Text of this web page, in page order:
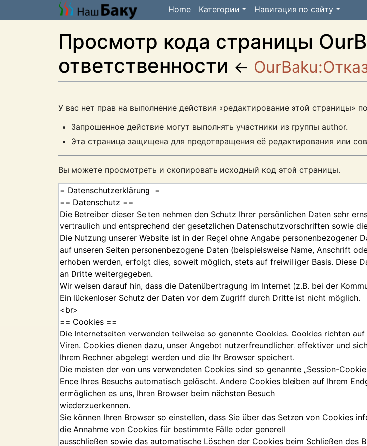
Home Категории Навигация по сайту
Просмотр кода страницы
ответственности ←
У вас нет прав на выполнение действия «редактирование этой страницы»
Запрошенное действие могут выполнять участники из группы author.
Эта страница защищена для предотвращения её редактирования или
Вы можете просмотреть и скопировать исходный код этой страницы.